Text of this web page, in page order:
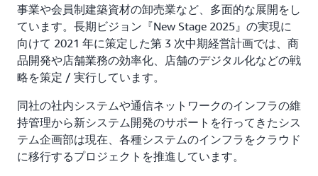
事業や会員制建築資材の卸売業など、多面的な展開をし
ています。長期ビジョン『New Stage 2025』の実現に
向けて 2021 年に策定した第 3 次中期経営計画では、商
品開発や店舗業務の効率化、店舗のデジタル化などの戦
略を策定 / 実行しています。
同社の社内システムや通信ネットワークのインフラの維
持管理から新システム開発のサポートを行ってきたシス
テム企画部は現在、各種システムのインフラをクラウド
に移行するプロジェクトを推進しています。